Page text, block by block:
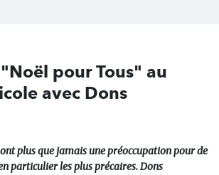
pour Tous" au
avec Dons
plus que jamais une préoccupation pour de
particulier les plus précaires. Dons